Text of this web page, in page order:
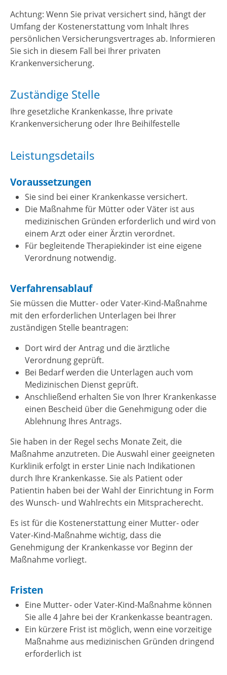
Achtung: Wenn Sie privat versichert sind, hängt der
Umfang der Kostenerstattung vom Inhalt Ihres
persönlichen Versicherungsvertrages ab. Informieren
Sie sich in diesem Fall bei Ihrer privaten
Krankenversicherung.
Zuständige Stelle
Ihre gesetzliche Krankenkasse, Ihre private
Krankenversicherung oder Ihre Beihilfestelle
Leistungsdetails
Voraussetzungen
Sie sind bei einer Krankenkasse versichert.
Die Maßnahme für Mütter oder Väter ist aus
medizinischen Gründen erforderlich und wird von
einem Arzt oder einer Ärztin verordnet.
Für begleitende Therapiekinder ist eine eigene
Verordnung notwendig.
Verfahrensablauf
Sie müssen die Mutter- oder Vater-Kind-Maßnahme
mit den erforderlichen Unterlagen bei Ihrer
zuständigen Stelle beantragen:
Dort wird der Antrag und die ärztliche
Verordnung geprüft.
Bei Bedarf werden die Unterlagen auch vom
Medizinischen Dienst geprüft.
Anschließend erhalten Sie von Ihrer Krankenkasse
einen Bescheid über die Genehmigung oder die
Ablehnung Ihres Antrags.
Sie haben in der Regel sechs Monate Zeit, die
Maßnahme anzutreten. Die Auswahl einer geeigneten
Kurklinik erfolgt in erster Linie nach Indikationen
durch Ihre Krankenkasse. Sie als Patient oder
Patientin haben bei der Wahl der Einrichtung in Form
des Wunsch- und Wahlrechts ein Mitspracherecht.
Es ist für die Kostenerstattung einer Mutter- oder
Vater-Kind-Maßnahme wichtig, dass die
Genehmigung der Krankenkasse vor Beginn der
Maßnahme vorliegt.
Fristen
Eine Mutter- oder Vater-Kind-Maßnahme können
Sie alle 4 Jahre bei der Krankenkasse beantragen.
Ein kürzere Frist ist möglich, wenn eine vorzeitige
Maßnahme aus medizinischen Gründen dringend
erforderlich ist